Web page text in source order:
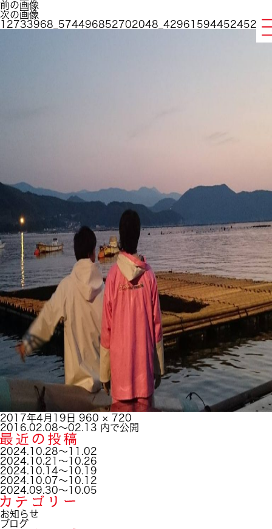
前の画像
次の画像
投
稿
日:
2017年4月19日 フ
ル
イ
ズ
960 × 720
投
稿
ナ
ビ
ゲ
ー
シ
ョ
ン
2016.02.08～02.13 内で公開
2024.10.28～11.02
2024.10.21～10.26
2024.10.14～10.19
2024.10.07～10.12
2024.09.30～10.05
お知らせ
ブログ